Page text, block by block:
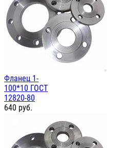
Фланец 1-
100*10 ГОСТ
12820-80
640 руб.